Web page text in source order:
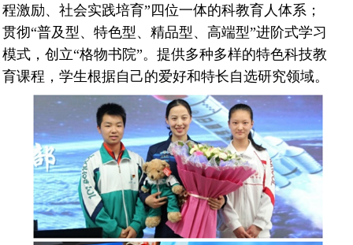
程激励、社会实践培育”四位一体的科教育人体系；
贯彻“普及型、特色型、精品型、高端型”进阶式学习
模式，创立“格物书院”。提供多种多样的特色科技教
育课程，学生根据自己的爱好和特长自选研究领域。